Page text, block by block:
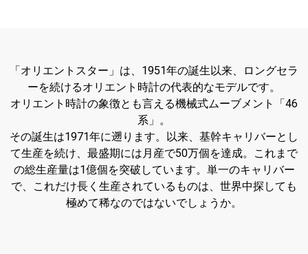
「オリエントスター」は、1951年の誕生以来、ロングセラ
ーを続けるオリエント時計の代表的なモデルです。
オリエント時計の象徴とも言える機械式ムーブメント「46
系」。
その誕生は1971年に遡ります。以来、基幹キャリバーとし
て生産を続け、最盛期には月産で50万個を達成。これまで
の総生産量は1億個を突破しています。単一のキャリバー
で、これだけ長く生産されているものは、世界中探しても
極めて稀なのではないでしょうか。